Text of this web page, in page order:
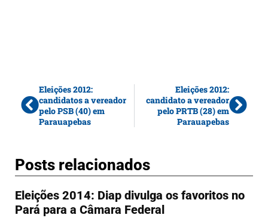
Eleições 2012:
candidatos a vereador
pelo PSB (40) em
Parauapebas
Eleições 2012:
candidato a vereador
pelo PRTB (28) em
Parauapebas
Posts relacionados
Eleições 2014: Diap divulga os favoritos no
Pará para a Câmara Federal